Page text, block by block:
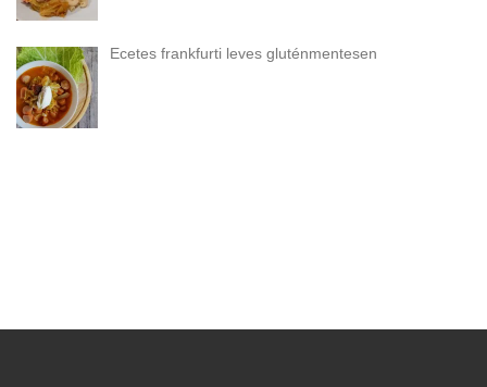
Ecetes frankfurti leves gluténmentesen